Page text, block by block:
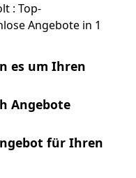
: Top-
Angebote in 1
es um Ihren
Angebote
für Ihren